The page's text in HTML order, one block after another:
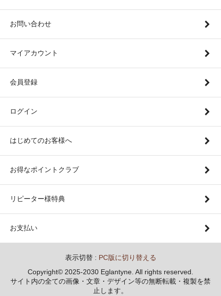
お問い合わせ
マイアカウント
会員登録
ログイン
はじめてのお客様へ
お得なポイントクラブ
リピーター様特典
お支払い
表示切替 : PC版に切り替える
Copyright© 2025-2030 Eglantyne. All rights reserved.
サイト内の全ての画像・文章・デザイン等の無断転載・複製を禁
止します。